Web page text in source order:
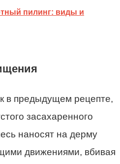
пилинг: виды и
в предыдущем рецепте,
засахаренного
наносят на дерму
движениями, вбивая